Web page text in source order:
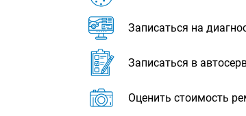
Записаться на
Записаться в
Оценить стоимость